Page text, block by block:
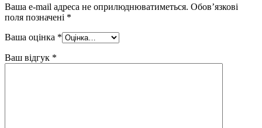
Ваша e-mail адреса не оприлюднюватиметься. Обов’язкові
поля позначені *
Ваша оцінка *
Ваш відгук *